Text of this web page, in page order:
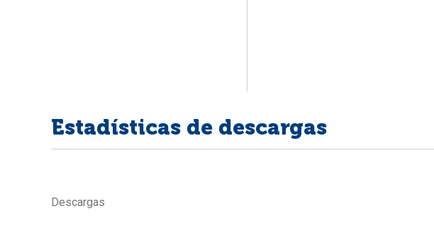
Estadísticas de descargas
Descargas